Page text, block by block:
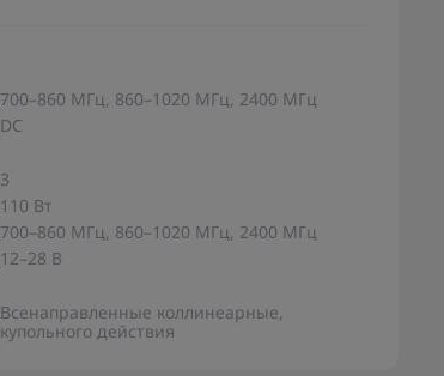
700–860 МГц, 860–1020 МГц, 2400 МГц
DC
3
110 Вт
700–860 МГц, 860–1020 МГц, 2400 МГц
12–28 В
Всенаправленные коллинеарные,
купольного действия